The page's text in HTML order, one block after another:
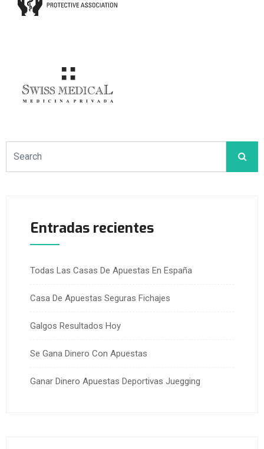
Entradas recientes
Todas Las Casas De Apuestas En España
Casa De Apuestas Seguras Fichajes
Galgos Resultados Hoy
Se Gana Dinero Con Apuestas
Ganar Dinero Apuestas Deportivas Juegging